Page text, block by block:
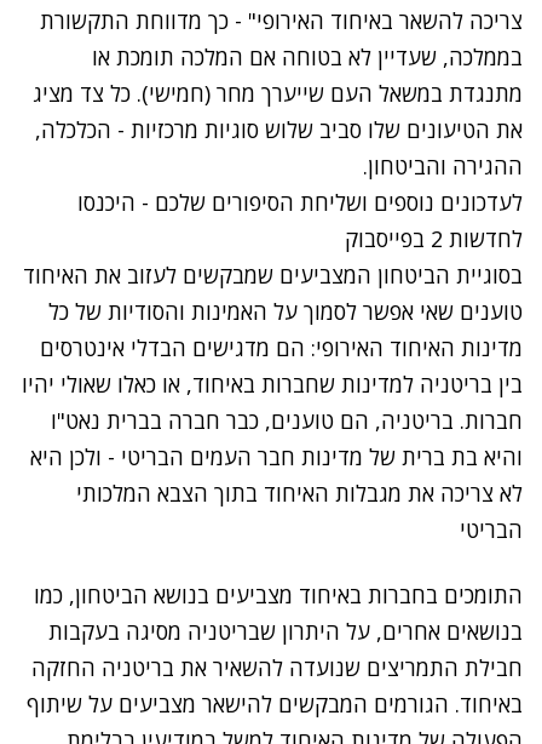
צריכה להשאר באיחוד האירופי" - כך מדווחת התקשורת
בממלכה, שעדיין לא בטוחה אם המלכה תומכת או
מתנגדת במשאל העם שייערך מחר (חמישי). כל צד מציג
את הטיעונים שלו סביב שלוש סוגיות מרכזיות - הכלכלה,
ההגירה והביטחון.
לעדכונים נוספים ושליחת הסיפורים שלכם - היכנסו
לחדשות 2 בפייסבוק
בסוגיית הביטחון המצביעים שמבקשים לעזוב את האיחוד
טוענים שאי אפשר לסמוך על האמינות והסודיות של כל
מדינות האיחוד האירופי: הם מדגישים הבדלי אינטרסים
בין בריטניה למדינות שחברות באיחוד, או כאלו שאולי יהיו
חברות. בריטניה, הם טוענים, כבר חברה בברית נאט"ו
והיא בת ברית של מדינות חבר העמים הבריטי - ולכן היא
לא צריכה את מגבלות האיחוד בתוך הצבא המלכותי
הבריטי
התומכים בחברות באיחוד מצביעים בנושא הביטחון, כמו
בנושאים אחרים, על היתרון שבריטניה מסיגה בעקבות
חבילת התמריצים שנועדה להשאיר את בריטניה החזקה
באיחוד. הגורמים המבקשים להישאר מצביעים על שיתוף